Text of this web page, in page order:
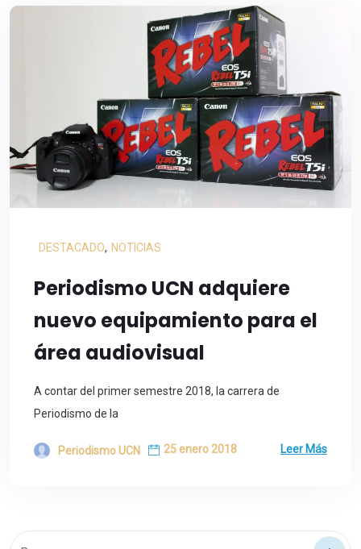
DESTACADO, NOTICIAS
Periodismo UCN adquiere
nuevo equipamiento para el
área audiovisual
A contar del primer semestre 2018, la carrera de
Periodismo de la
Periodismo UCN 25 enero 2018 Leer Más